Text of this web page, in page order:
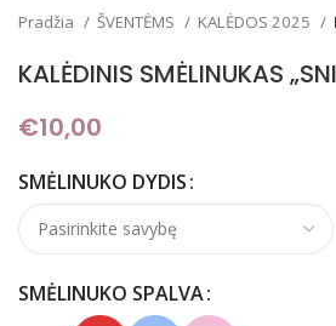
Pradžia ŠVENTĖMS KALĖDOS 2025
KALĖDINIS SMĖLINUKAS
€10,00
SMĖLINUKO DYDIS
SMĖLINUKO SPALVA